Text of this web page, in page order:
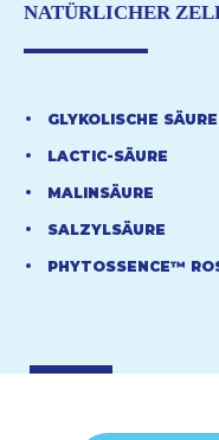
NATÜRLICHER
GLYKOLISCHE SÄURE
LACTIC-SÄURE
MALINSÄURE
SALZYLSÄURE
PHYTOSSENCE™